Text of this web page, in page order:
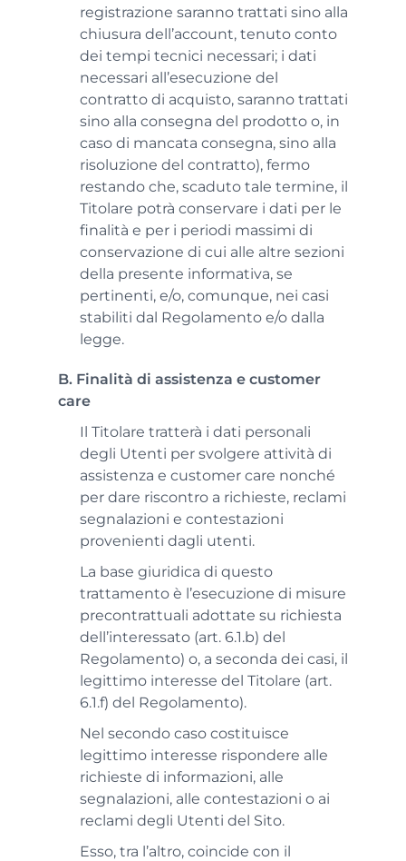
registrazione saranno trattati sino alla
chiusura dell’account, tenuto conto
dei tempi tecnici necessari; i dati
necessari all’esecuzione del
contratto di acquisto, saranno trattati
sino alla consegna del prodotto o, in
caso di mancata consegna, sino alla
risoluzione del contratto), fermo
restando che, scaduto tale termine, il
Titolare potrà conservare i dati per le
finalità e per i periodi massimi di
conservazione di cui alle altre sezioni
della presente informativa, se
pertinenti, e/o, comunque, nei casi
stabiliti dal Regolamento e/o dalla
legge.
B. Finalità di assistenza e customer
care
Il Titolare tratterà i dati personali
degli Utenti per svolgere attività di
assistenza e customer care nonché
per dare riscontro a richieste, reclami
segnalazioni e contestazioni
provenienti dagli utenti.
La base giuridica di questo
trattamento è l’esecuzione di misure
precontrattuali adottate su richiesta
dell’interessato (art. 6.1.b) del
Regolamento) o, a seconda dei casi, il
legittimo interesse del Titolare (art.
6.1.f) del Regolamento).
Nel secondo caso costituisce
legittimo interesse rispondere alle
richieste di informazioni, alle
segnalazioni, alle contestazioni o ai
reclami degli Utenti del Sito.
Esso, tra l’altro, coincide con il